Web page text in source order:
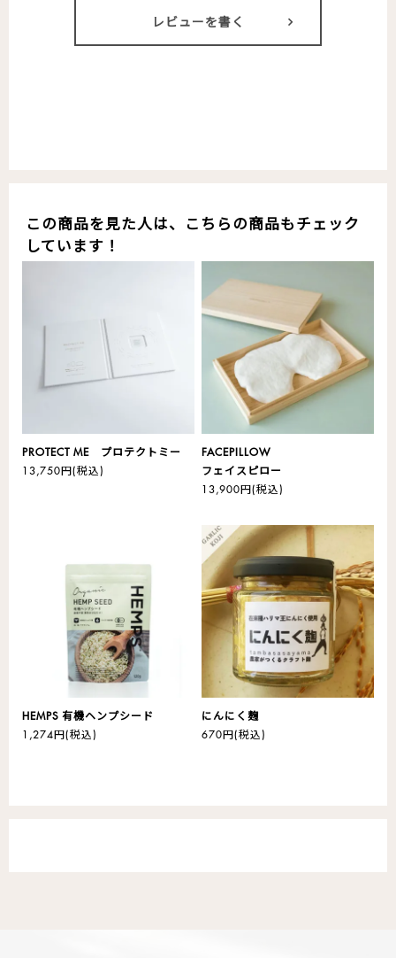
レビューを書く
この商品を見た人は、こちらの商品もチェック
しています！
PROTECT ME プロテクトミー
13,750円 (税込)
FACEPILLOW
フェイスピロー
13,900円 (税込)
HEMPS 有機ヘンプシード
1,274円 (税込)
にんにく麹
670円 (税込)